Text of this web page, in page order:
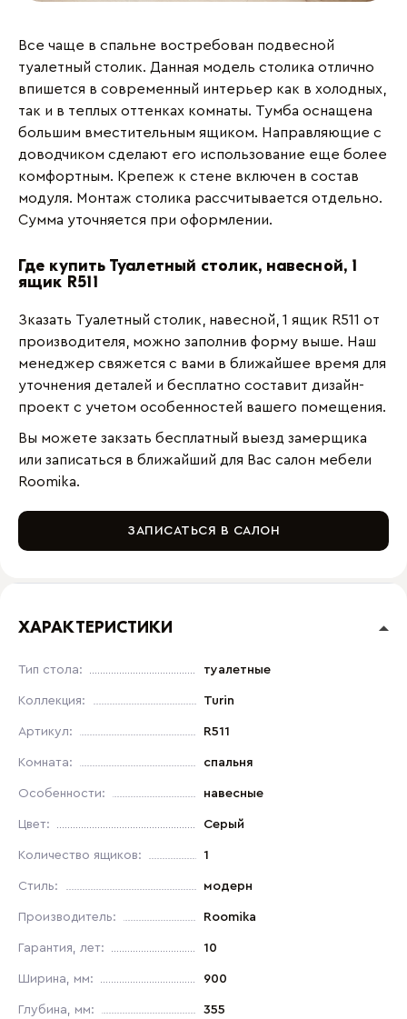
Все чаще в спальне востребован подвесной
туалетный столик. Данная модель столика отлично
впишется в современный интерьер как в холодных,
так и в теплых оттенках комнаты. Тумба оснащена
большим вместительным ящиком. Направляющие с
доводчиком сделают его использование еще более
комфортным. Крепеж к стене включен в состав
модуля. Монтаж столика рассчитывается отдельно.
Сумма уточняется при оформлении.
Где купить Туалетный столик, навесной, 1
ящик R511
Зказать Туалетный столик, навесной, 1 ящик R511 от
производителя, можно заполнив форму выше. Наш
менеджер свяжется с вами в ближайшее время для
уточнения деталей и бесплатно составит дизайн-
проект с учетом особенностей вашего помещения.
Вы можете закзать бесплатный выезд замерщика
или записаться в ближайший для Вас салон мебели
Roomika.
ЗАПИСАТЬСЯ В САЛОН
ХАРАКТЕРИСТИКИ
Тип стола: туалетные
Коллекция: Turin
Артикул: R511
Комната: спальня
Особенности: навесные
Цвет: Серый
Количество ящиков: 1
Стиль: модерн
Производитель: Roomika
Гарантия, лет: 10
Ширина, мм: 900
Глубина, мм: 355